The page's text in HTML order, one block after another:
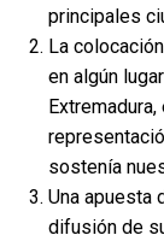
principales
La
en algún
sostenía
Una apuesta
difusión de